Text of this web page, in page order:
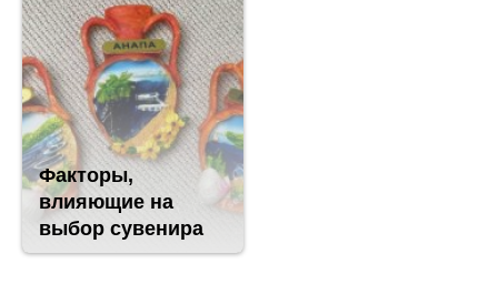
Факторы,
влияющие на
выбор сувенира